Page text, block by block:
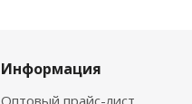
Информация
Оптовый прайс-лист